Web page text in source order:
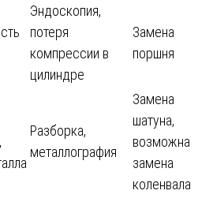
Эндоскопия,
потеря
компрессии в
цилиндре
Замена
поршня
Разборка,
металлография
Замена
шатуна,
возможна
замена
коленвала